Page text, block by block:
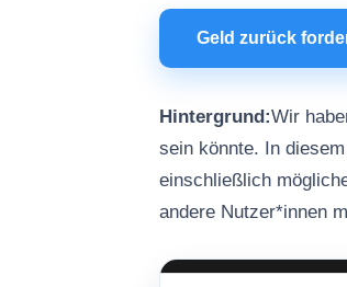
Geld zurück
Hintergrund:Wir
sein könnte. In
einschließlich
andere Nutzer*innen